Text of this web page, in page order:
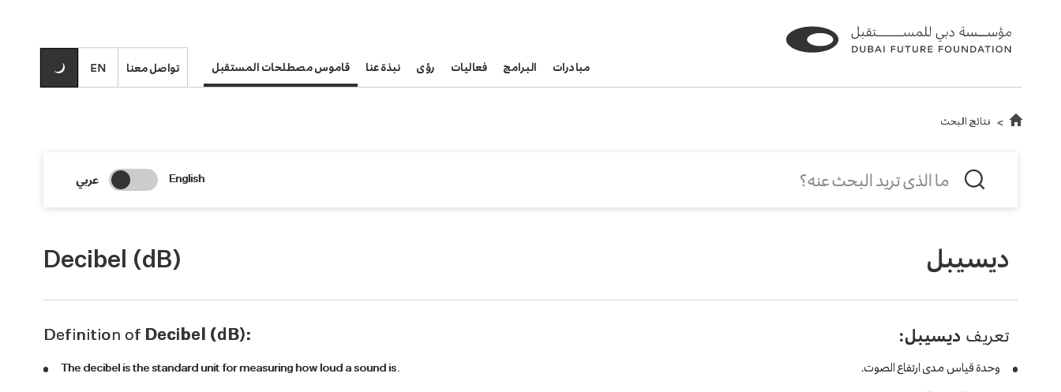
مبادرات البرامج فعاليات رؤى نبذة عنا قاموس مصطلحات المستقبل تواصل معنا EN
نتائج البحث
English
Change Search Language
عربي
Decibel (dB)
Definition of Decibel (dB):
The decibel is the standard unit for measuring how loud a sound is.
ديسيبل
تعريف ديسيبل:
وحدة قياس مدى ارتفاع الصوت.